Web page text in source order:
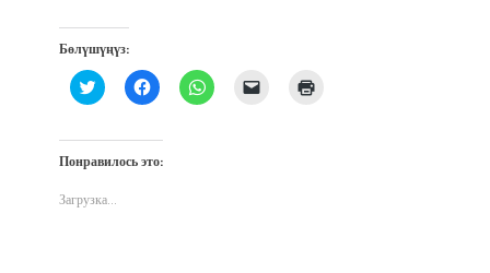
Бөлүшүңүз:
Нажмите,
чтобы
Twitter
(Открывается
в
окне)
Нажмите,
чтобы
Facebook
(Открывается
в
Нажмите,
чтобы
Послать
ссылку
Понравилось это:
Загрузка...